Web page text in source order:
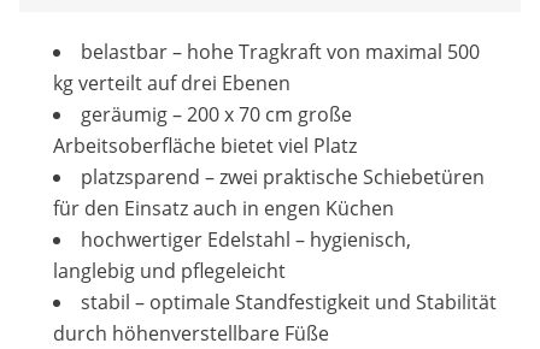
belastbar – hohe Tragkraft von maximal 500
kg verteilt auf drei Ebenen
geräumig – 200 x 70 cm große
Arbeitsoberfläche bietet viel Platz
platzsparend – zwei praktische Schiebetüren
für den Einsatz auch in engen Küchen
hochwertiger Edelstahl – hygienisch,
langlebig und pflegeleicht
stabil – optimale Standfestigkeit und Stabilität
durch höhenverstellbare Füße